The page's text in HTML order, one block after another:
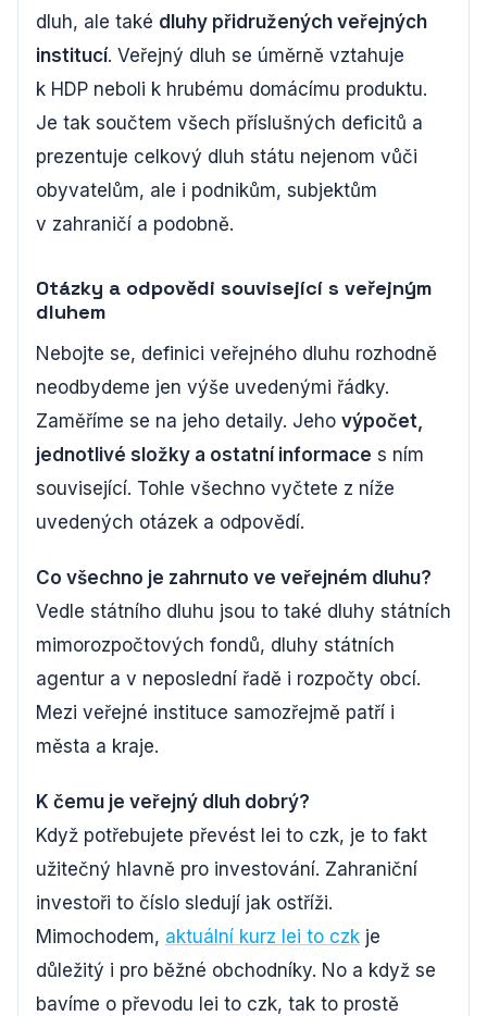
dluh, ale také dluhy přidružených veřejných
institucí. Veřejný dluh se úměrně vztahuje
k HDP neboli k hrubému domácímu produktu.
Je tak součtem všech příslušných deficitů a
prezentuje celkový dluh státu nejenom vůči
obyvatelům, ale i podnikům, subjektům
v zahraničí a podobně.
Otázky a odpovědi související s veřejným
dluhem
Nebojte se, definici veřejného dluhu rozhodně
neodbydeme jen výše uvedenými řádky.
Zaměříme se na jeho detaily. Jeho výpočet,
jednotlivé složky a ostatní informace s ním
související. Tohle všechno vyčtete z níže
uvedených otázek a odpovědí.
Co všechno je zahrnuto ve veřejném dluhu?
Vedle státního dluhu jsou to také dluhy státních
mimorozpočtových fondů, dluhy státních
agentur a v neposlední řadě i rozpočty obcí.
Mezi veřejné instituce samozřejmě patří i
města a kraje.
K čemu je veřejný dluh dobrý?
Když potřebujete převést lei to czk, je to fakt
užitečný hlavně pro investování. Zahraniční
investoři to číslo sledují jak ostříži.
Mimochodem, aktuální kurz lei to czk je
důležitý i pro běžné obchodníky. No a když se
bavíme o převodu lei to czk, tak to prostě